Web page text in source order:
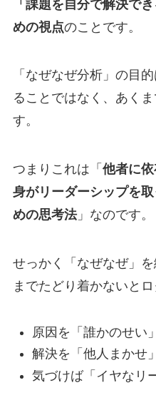
「課題を自分で解決で
めの視点のことです。
「なぜなぜ分析」の目
ることではなく、あく
す。
つまりこれは「 他者に
身がリーダーシップを
めの思考法」なのです。
せっかく「なぜなぜ」を
までたどり着かないと
原因を「誰かのせい
解決を「他人まかせ
気づけば「イヤなリ